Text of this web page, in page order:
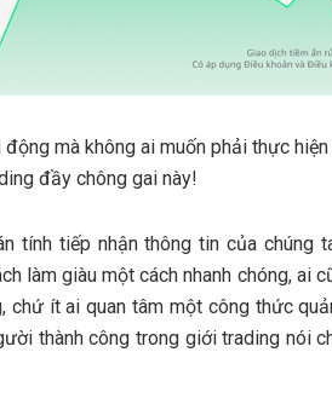
mà không ai muốn phải thực hiện
đầy chông gai này!
tính tiếp nhận thông tin của chúng
làm giàu một cách nhanh chóng, ai
chứ ít ai quan tâm một công thức
thành công trong giới trading nói